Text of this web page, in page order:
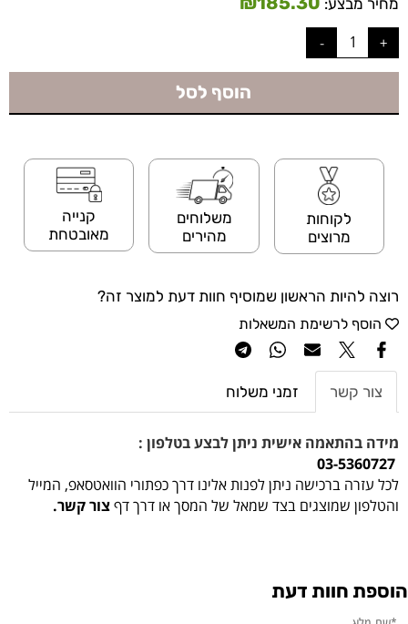
הוסף לסל
לקוחות
מרוצים
משלוחים
מהירים
קנייה
מאובטחת
רוצה להיות הראשון שמוסיף חוות דעת למוצר זה?
הוסף לרשימת המשאלות
צור קשר זמני משלוח
מידה בהתאמה אישית ניתן לבצע בטלפון :
03-5360727
לכל עזרה ברכישה ניתן לפנות אלינו דרך כפתורי הוואטסאפ, המייל
והטלפון שמוצגים בצד שמאל של המסך או דרך דףצור קשר.
הוספת חוות דעת